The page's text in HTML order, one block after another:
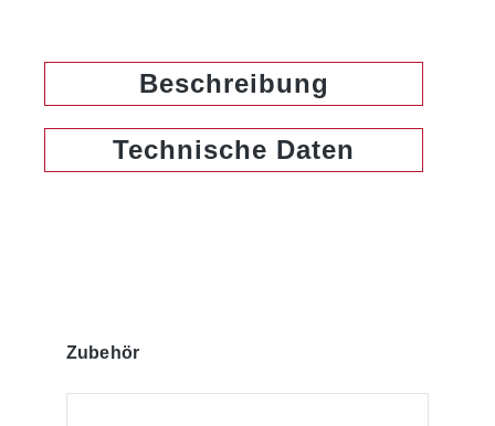
Beschreibung
Technische Daten
Produktgalerie überspringen
Zubehör